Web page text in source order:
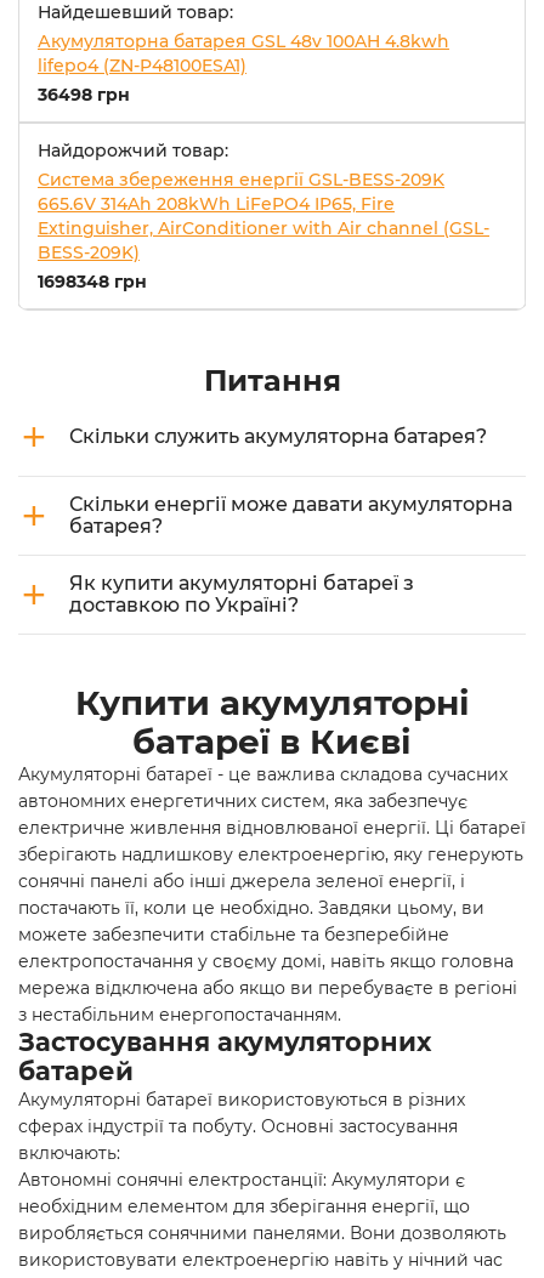
Найдешевший товар:
Акумуляторна батарея GSL 48v 100AH 4.8kwh
lifepo4 (ZN-P48100ESA1)
36498 грн
Найдорожчий товар:
Система збереження енергії GSL-BESS-209K
665.6V 314Ah 208kWh LiFePO4 IP65, Fire
Extinguisher, AirConditioner with Air channel (GSL-
BESS-209K)
1698348 грн
Питання
+ Скільки служить акумуляторна батарея?
+
Скільки енергії може давати акумуляторна
батарея?
+
Як купити акумуляторні батареї з
доставкою по Україні?
Купити акумуляторні
батареї в Києві
Акумуляторні батареї - це важлива складова сучасних
автономних енергетичних систем, яка забезпечує
електричне живлення відновлюваної енергії. Ці батареї
зберігають надлишкову електроенергію, яку генерують
сонячні панелі або інші джерела зеленої енергії, і
постачають її, коли це необхідно. Завдяки цьому, ви
можете забезпечити стабільне та безперебійне
електропостачання у своєму домі, навіть якщо головна
мережа відключена або якщо ви перебуваєте в регіоні
з нестабільним енергопостачанням.
Застосування акумуляторних
батарей
Акумуляторні батареї використовуються в різних
сферах індустрії та побуту. Основні застосування
включають:
Автономні сонячні електростанції: Акумулятори є
необхідним елементом для зберігання енергії, що
виробляється сонячними панелями. Вони дозволяють
використовувати електроенергію навіть у нічний час